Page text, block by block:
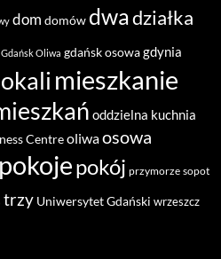
dom domów dwadziałka
Gdańsk Oliwa gdańsk osowagdynia
mieszkanie
oddzielna kuchnia
Centreoliwaosowa
pokojepokój przymorze sopot
trzy Uniwersytet Gdański wrzeszcz